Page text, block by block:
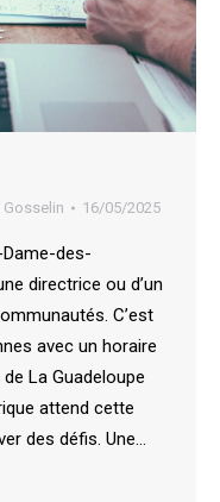
16/05/2025
des-
directrice ou d’un
C’est
avec un horaire
La Guadeloupe
attend cette
des défis. Une…